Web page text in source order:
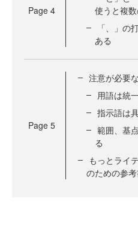
Page 4
使うと複
「、」の
ある
Page 5
注意が必要
用語は統
指示語は
範囲、基
る
もっとライ
のための参